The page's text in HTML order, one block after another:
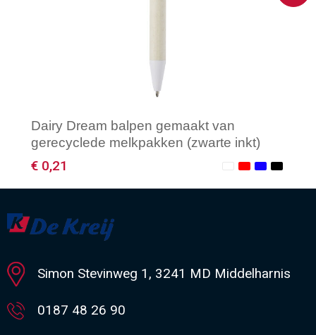
Dairy Dream balpen gemaakt van
gerecyclede melkpakken (zwarte inkt)
€ 0,21
Minimale afname: 1
Simon Stevinweg 1, 3241 MD Middelharnis
0187 48 26 90